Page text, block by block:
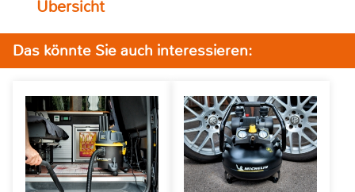
Übersicht
Das könnte Sie auch interessieren: